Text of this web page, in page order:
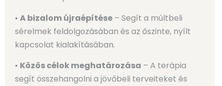
• A bizalom újraépítése – Segít a múltbeli
sérelmek feldolgozásában és az őszinte, nyílt
kapcsolat kialakításában.
• Közös célok meghatározása – A terápia
segít összehangolni a jövőbeli terveiteket és